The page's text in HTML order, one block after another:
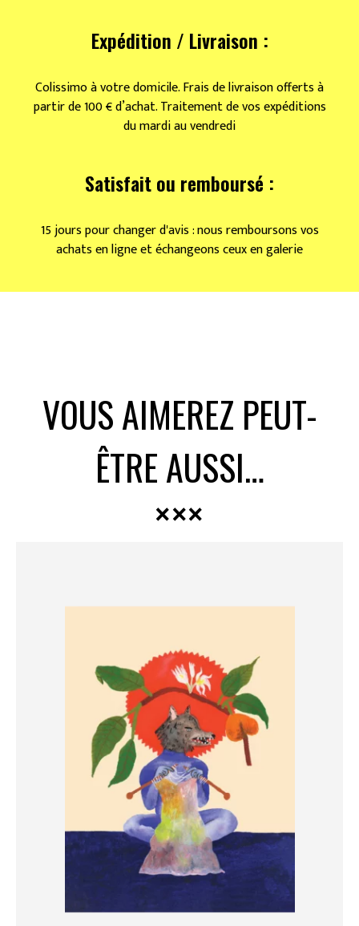
Expédition / Livraison :
Colissimo à votre domicile. Frais de livraison offerts à
partir de 100 € d’achat. Traitement de vos expéditions
du mardi au vendredi
Satisfait ou remboursé :
15 jours pour changer d'avis : nous remboursons vos
achats en ligne et échangeons ceux en galerie
VOUS AIMEREZ PEUT-
ÊTRE AUSSI…